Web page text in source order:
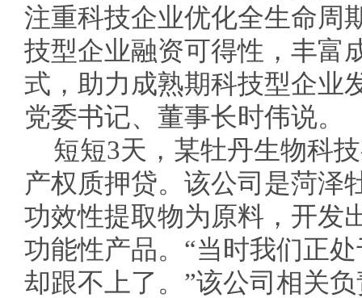
注重科技企业优化全生命周
技型企业融资可得性，丰富
式，助力成熟期科技型企业
党委书记、董事长时伟说。
短短3天，某牡丹生物科
产权质押贷。该公司是菏泽
功效性提取物为原料，开发
功能性产品。“当时我们正
却跟不上了。”该公司相关